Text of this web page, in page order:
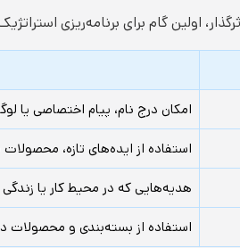
اولین گام برای برنامه‌ریزی
امکان درج نام، پیام اختصاصی
استفاده از ایده‌های تازه،
هدیه‌هایی که در محیط کار یا
استفاده از بسته‌بندی و محصولات